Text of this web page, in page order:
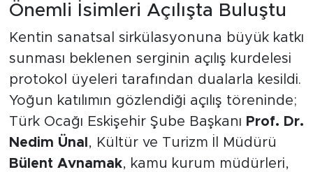
Önemli İsimleri Açılışta Buluştu
Kentin sanatsal sirkülasyonuna büyük katkı
sunması beklenen serginin açılış kurdelesi
protokol üyeleri tarafından dualarla kesildi.
Yoğun katılımın gözlendiği açılış töreninde;
Türk Ocağı Eskişehir Şube Başkanı Prof. Dr.
Nedim Ünal , Kültür ve Turizm İl Müdürü
Bülent Avnamak, kamu kurum müdürleri,